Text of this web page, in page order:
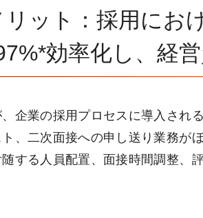
リット：採用にお
効率化し、経
企業の採用プロセスに導入され
、二次面接への申し送り業務が
する人員配置、面接時間調整、